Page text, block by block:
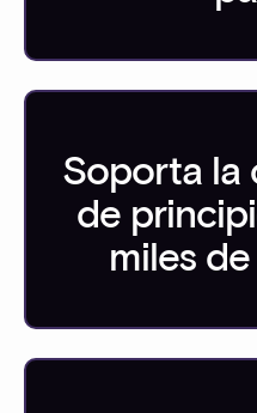
Soporta la
de
miles